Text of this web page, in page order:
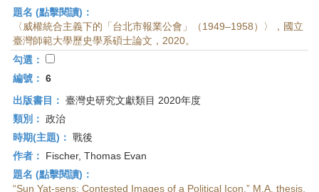
題名 (點擊閱讀)：
〈威權統合主義下的「台北市報業公會」（1949–1958）〉，國立
臺灣師範大學歷史學系碩士論文，2020。
勾選：
編號： 6
出版書目： 臺灣史研究文獻類目 2020年度
類別： 政治
時期(主題)： 戰後
作者：
Fischer, Thomas Evan
題名 (點擊閱讀)：
“Sun Yat-sens: Contested Images of a Political Icon,” M.A. thesis,